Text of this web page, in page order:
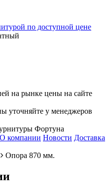
по доступной цене
на рынке цены на сайте
уточняйте у менеджеров
Фортуна
О компании Новости Доставка
Опора 870 мм.